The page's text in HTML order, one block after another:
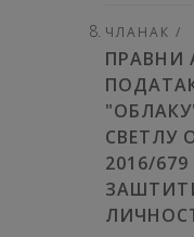
ЧЛАНАК /
ПРАВНИ
СВЕТЛУ
2016/